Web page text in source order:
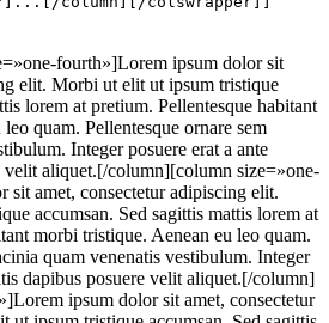
fourth»]Lorem ipsum dolor sit
elit. Morbi ut elit ut ipsum tristique
lorem at pretium. Pellentesque habitant
quam. Pellentesque ornare sem
Integer posuere erat a ante
velit aliquet.[/column][column size=»one-
amet, consectetur adipiscing elit.
accumsan. Sed sagittis mattis lorem at
morbi tristique. Aenean eu leo quam.
quam venenatis vestibulum. Integer
dapibus posuere velit aliquet.[/column]
ipsum dolor sit amet, consectetur